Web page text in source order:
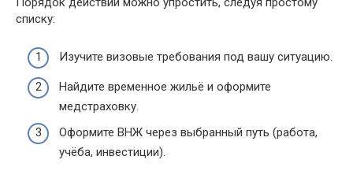
списку:
Изучите визовые требования под вашу ситуацию.
Найдите временное жильё и оформите
медстраховку.
Оформите ВНЖ через выбранный путь (работа,
учёба, инвестиции).